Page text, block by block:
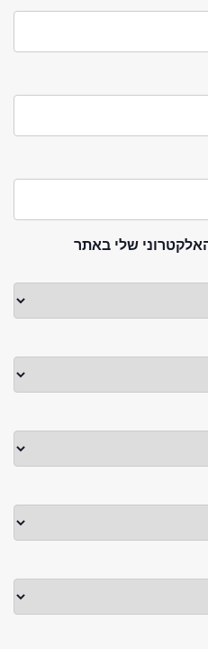
שלי באתר